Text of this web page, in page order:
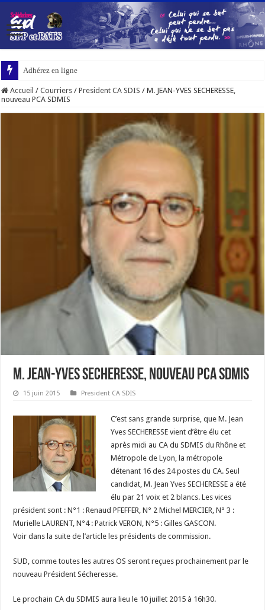
Adhérez en ligne
Accueil / Courriers / President CA SDIS / M. JEAN-YVES SECHERESSE,
nouveau PCA SDMIS
M. JEAN-YVES SECHERESSE, nouveau PCA SDMIS
15 juin 2015 President CA SDIS
C’est sans grande surprise, que M. Jean
Yves SECHERESSE vient d’être élu cet
après midi au CA du SDMIS du Rhône et
Métropole de Lyon, la métropole
détenant 16 des 24 postes du CA. Seul
candidat, M. Jean Yves SECHERESSE a été
élu par 21 voix et 2 blancs. Les vices
président sont : N°1 : Renaud PFEFFER, N° 2 Michel MERCIER, N° 3 :
Murielle LAURENT, N°4 : Patrick VERON, N°5 : Gilles GASCON.
Voir dans la suite de l’article les présidents de commission.
SUD, comme toutes les autres OS seront reçues prochainement par le
nouveau Président Sécheresse.
Le prochain CA du SDMIS aura lieu le 10 juillet 2015 à 16h30.